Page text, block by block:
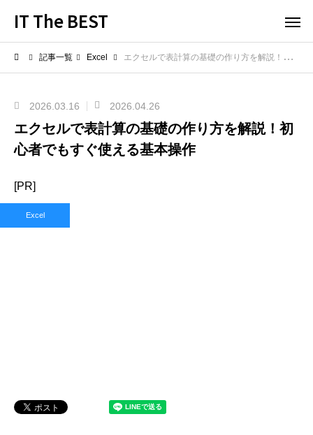
IT The BEST
記事一覧 Excel エクセルで表計算の基礎の作り方を解説！初心者でもすぐ使える基本操作
2026.03.16 2026.04.26
エクセルで表計算の基礎の作り方を解説！初
心者でもすぐ使える基本操作
[PR]
Excel